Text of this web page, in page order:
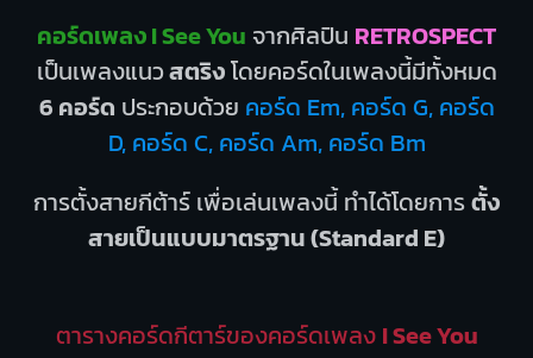
คอร์ดเพลง I See You จากศิลปิน RETROSPECT
เป็นเพลงแนวสตริงโดยคอร์ดในเพลงนี้มีทั้งหมด
6 คอร์ด ประกอบด้วย คอร์ด Em, คอร์ด G, คอร์ด
D, คอร์ด C, คอร์ด Am, คอร์ด Bm
การตั้งสายกีต้าร์ เพื่อเล่นเพลงนี้ ทำได้โดยการตั้ง
สายเป็นแบบมาตรฐาน (Standard E)
ตารางคอร์ดกีตาร์ของคอร์ดเพลง I See You